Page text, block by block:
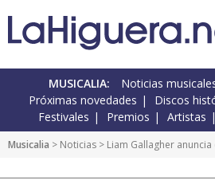
MUSICALIA: Noticias
Próximas novedades
Discos
Festivales
Premios Artistas
Musicalia > Noticias > Liam Gallagher